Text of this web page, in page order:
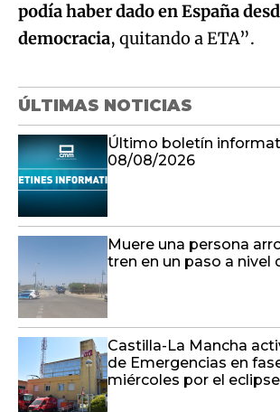
podía haber dado en España
democracia, quitando a ETA”.
ÚLTIMAS NOTICIAS
Último boletín
08/08/2026
Muere una persona
tren en un paso a nivel
Castilla-La Mancha
de Emergencias en
miércoles por el